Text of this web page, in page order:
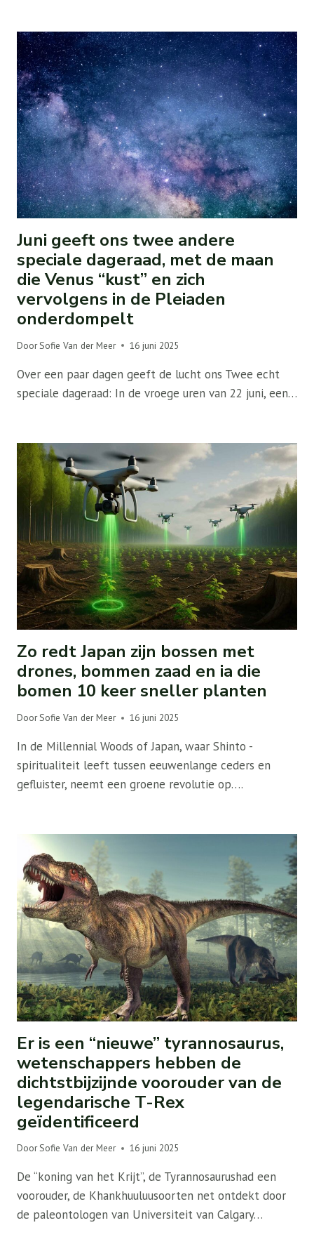
Juni geeft ons twee andere
speciale dageraad, met de maan
die Venus “kust” en zich
vervolgens in de Pleiaden
onderdompelt
DoorSofie Van der Meer 16 juni 2025
Over een paar dagen geeft de lucht ons Twee echt
speciale dageraad: In de vroege uren van 22 juni, een…
Zo redt Japan zijn bossen met
drones, bommen zaad en ia die
bomen 10 keer sneller planten
DoorSofie Van der Meer 16 juni 2025
In de Millennial Woods of Japan, waar Shinto -
spiritualiteit leeft tussen eeuwenlange ceders en
gefluister, neemt een groene revolutie op….
Er is een “nieuwe” tyrannosaurus,
wetenschappers hebben de
dichtstbijzijnde voorouder van de
legendarische T-Rex
geïdentificeerd
DoorSofie Van der Meer 16 juni 2025
De “koning van het Krijt”, de Tyrannosaurushad een
voorouder, de Khankhuuluusoorten net ontdekt door
de paleontologen van Universiteit van Calgary…